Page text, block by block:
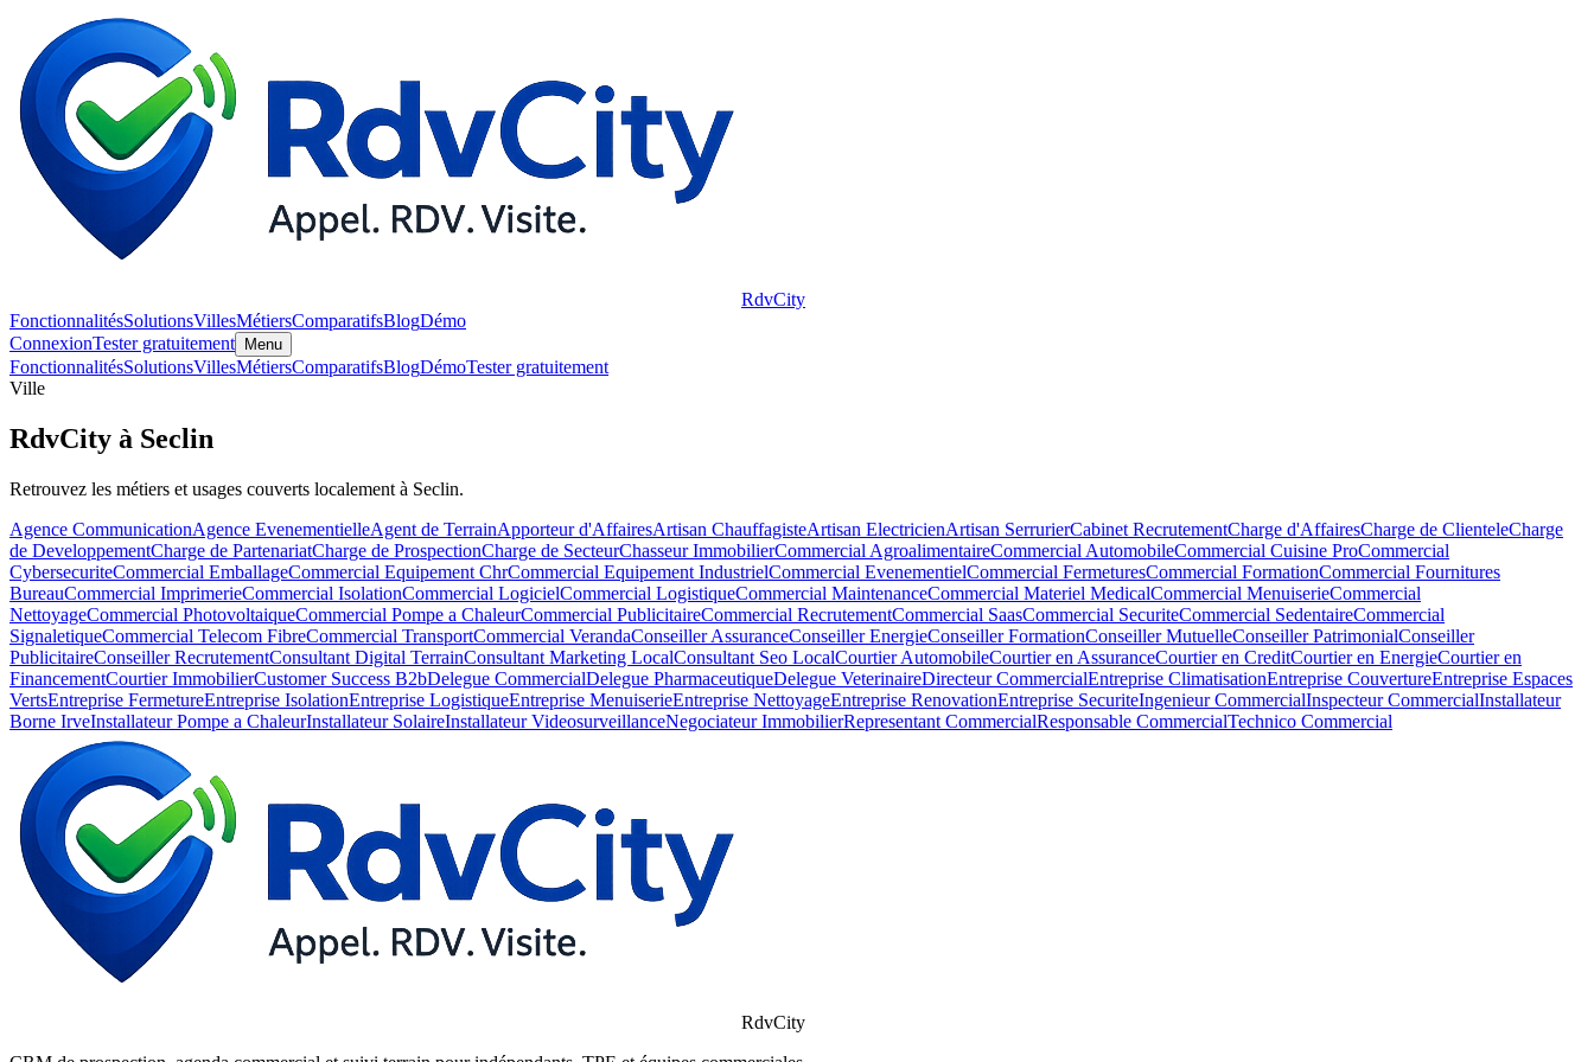
RdvCity
FonctionnalitésSolutionsVillesMétiersComparatifsBlogDémo
ConnexionTester gratuitement Menu
FonctionnalitésSolutionsVillesMétiersComparatifsBlogDémoTester gratuitement
Ville
RdvCity à Seclin
Retrouvez les métiers et usages couverts localement à Seclin.
Agence CommunicationAgence EvenementielleAgent de TerrainApporteur d'AffairesArtisan ChauffagisteArtisan ElectricienArtisan SerrurierCabinet RecrutementCharge d'AffairesCharge de ClienteleCharge
de DeveloppementCharge de PartenariatCharge de ProspectionCharge de SecteurChasseur ImmobilierCommercial AgroalimentaireCommercial AutomobileCommercial Cuisine ProCommercial
CybersecuriteCommercial EmballageCommercial Equipement ChrCommercial Equipement IndustrielCommercial EvenementielCommercial FermeturesCommercial FormationCommercial Fournitures
BureauCommercial ImprimerieCommercial IsolationCommercial LogicielCommercial LogistiqueCommercial MaintenanceCommercial Materiel MedicalCommercial MenuiserieCommercial
NettoyageCommercial PhotovoltaiqueCommercial Pompe a ChaleurCommercial PublicitaireCommercial RecrutementCommercial SaasCommercial SecuriteCommercial SedentaireCommercial
SignaletiqueCommercial Telecom FibreCommercial TransportCommercial VerandaConseiller AssuranceConseiller EnergieConseiller FormationConseiller MutuelleConseiller PatrimonialConseiller
PublicitaireConseiller RecrutementConsultant Digital TerrainConsultant Marketing LocalConsultant Seo LocalCourtier AutomobileCourtier en AssuranceCourtier en CreditCourtier en EnergieCourtier en
FinancementCourtier ImmobilierCustomer Success B2bDelegue CommercialDelegue PharmaceutiqueDelegue VeterinaireDirecteur CommercialEntreprise ClimatisationEntreprise CouvertureEntreprise Espaces
VertsEntreprise FermetureEntreprise IsolationEntreprise LogistiqueEntreprise MenuiserieEntreprise NettoyageEntreprise RenovationEntreprise SecuriteIngenieur CommercialInspecteur CommercialInstallateur
Borne IrveInstallateur Pompe a ChaleurInstallateur SolaireInstallateur VideosurveillanceNegociateur ImmobilierRepresentant CommercialResponsable CommercialTechnico Commercial
RdvCity